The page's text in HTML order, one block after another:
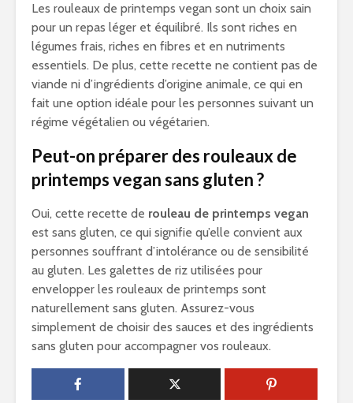
Les rouleaux de printemps vegan sont un choix sain
pour un repas léger et équilibré. Ils sont riches en
légumes frais, riches en fibres et en nutriments
essentiels. De plus, cette recette ne contient pas de
viande ni d’ingrédients d’origine animale, ce qui en
fait une option idéale pour les personnes suivant un
régime végétalien ou végétarien.
Peut-on préparer des rouleaux de
printemps vegan sans gluten ?
Oui, cette recette de rouleau de printemps vegan
est sans gluten, ce qui signifie qu’elle convient aux
personnes souffrant d’intolérance ou de sensibilité
au gluten. Les galettes de riz utilisées pour
envelopper les rouleaux de printemps sont
naturellement sans gluten. Assurez-vous
simplement de choisir des sauces et des ingrédients
sans gluten pour accompagner vos rouleaux.